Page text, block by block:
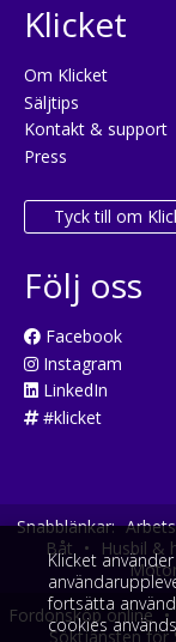
Klicket
Om Klicket
Säljtips
Kontakt & support
Press
Tyck till om
Följ oss
Facebook
Instagram
LinkedIn
#klicket
Snabblänkar:
Båt • Husbil &
Fordonsköp online •
Söktjänsten för
Klicket
fortsätta
cookies